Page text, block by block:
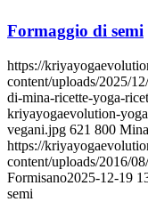
Formaggio di semi
https://
content/uploads/2025/
di-mina-ricette-yoga-
kriyayogaevolution-
vegani.jpg 621 800
https://
content/uploads/2016/
Formisano2025-12-19
semi